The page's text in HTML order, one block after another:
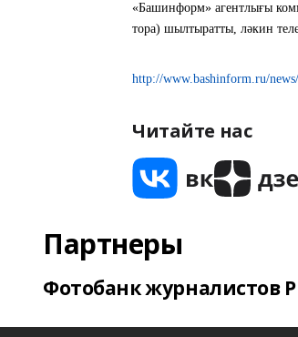
«Башинформ» агентлығы
тора) шылтыратты, ләкин
http://www.bashinform.ru/
Читайте нас
Партнеры
Фотобанк журналистов